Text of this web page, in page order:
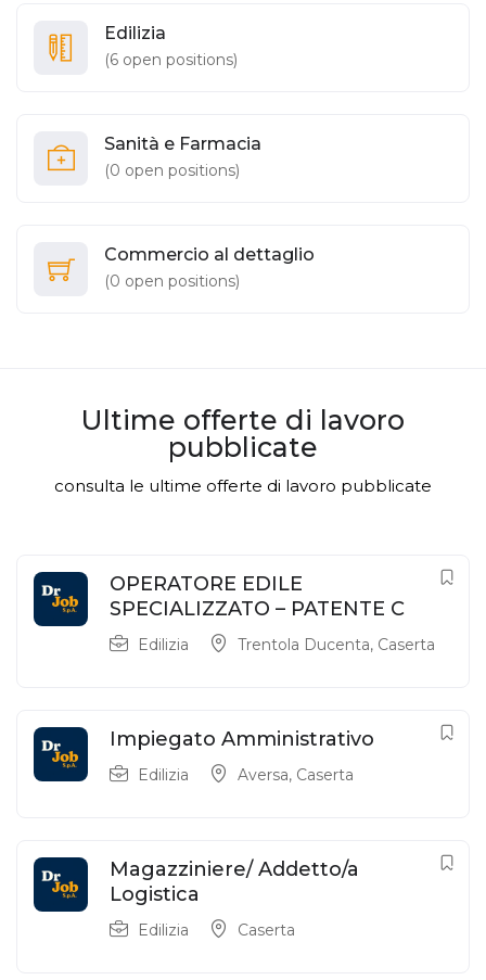
Edilizia
(6 open positions)
Sanità e Farmacia
(0 open positions)
Commercio al dettaglio
(0 open positions)
Ultime offerte di lavoro
pubblicate
consulta le ultime offerte di lavoro pubblicate
OPERATORE EDILE
SPECIALIZZATO – PATENTE C
Edilizia Trentola Ducenta, Caserta
Impiegato Amministrativo
Edilizia Aversa, Caserta
Magazziniere/ Addetto/a
Logistica
Edilizia Caserta